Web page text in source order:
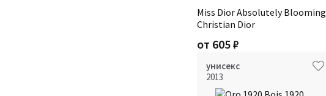
Miss Dior Absolutely Blooming
Christian Dior
от 605₽
унисекс
2013